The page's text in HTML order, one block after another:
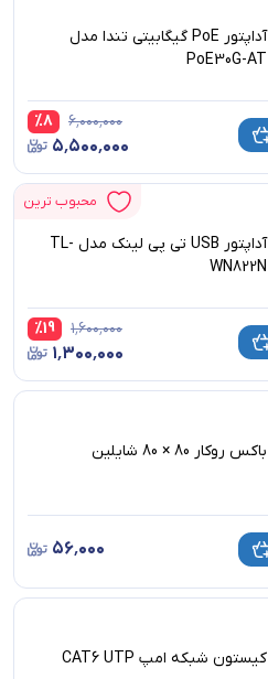
آداپتور PoE گیگابیتی تندا مدل
PoE30G-AT
۶٬۰۰۰٬۰۰۰ %8
۵٬۵۰۰٬۰۰۰
محبوب ترین
آداپتور USB تی پی لینک مدل TL-
WN822N
۱٬۶۰۰٬۰۰۰ %19
۱٬۳۰۰٬۰۰۰
باکس روکار 80 × 80 شایلین
۵۶٬۰۰۰
کیستون شبکه امپ CAT6 UTP